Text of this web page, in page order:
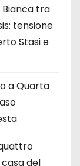
Bianca tra
tensione
Stasi e
a Quarta
del